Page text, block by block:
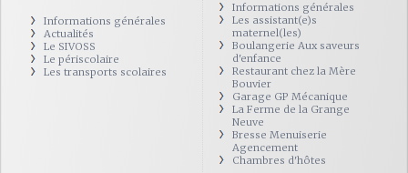
Informations générales
Actualités
Le SIVOSS
Le périscolaire
Les transports scolaires
Informations générales
Les assistant(e)s
maternel(les)
Boulangerie Aux saveurs
d'enfance
Restaurant chez la Mère
Bouvier
Garage GP Mécanique
La Ferme de la Grange
Neuve
Bresse Menuiserie
Agencement
Chambres d'hôtes